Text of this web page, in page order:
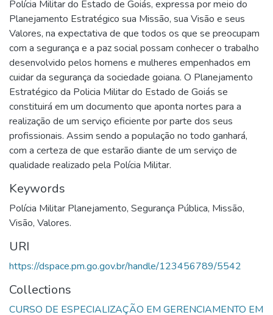
Polícia Militar do Estado de Goiás, expressa por meio do
Planejamento Estratégico sua Missão, sua Visão e seus
Valores, na expectativa de que todos os que se preocupam
com a segurança e a paz social possam conhecer o trabalho
desenvolvido pelos homens e mulheres empenhados em
cuidar da segurança da sociedade goiana. O Planejamento
Estratégico da Policia Militar do Estado de Goiás se
constituirá em um documento que aponta nortes para a
realização de um serviço eficiente por parte dos seus
profissionais. Assim sendo a população no todo ganhará,
com a certeza de que estarão diante de um serviço de
qualidade realizado pela Polícia Militar.
Keywords
Polícia Militar Planejamento, Segurança Pública, Missão,
Visão, Valores.
URI
https://dspace.pm.go.gov.br/handle/123456789/5542
Collections
CURSO DE ESPECIALIZAÇÃO EM GERENCIAMENTO EM